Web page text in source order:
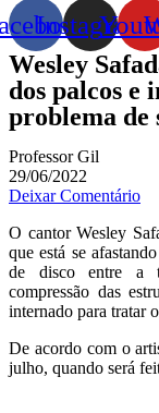
Instagram
Wesley
dos palcos
problema de
Professor Gil
29/06/2022
Deixar Comentário
O cantor Wesley
que está se
de disco entre a
compressão das
internado para tratar
De acordo com o
julho, quando será